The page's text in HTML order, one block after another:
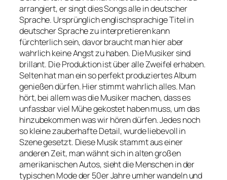
arrangiert, er singt dies Songs alle in deutscher
Sprache. Ursprünglich englischsprachige Titel in
deutscher Sprache zu interpretieren kann
fürchterlich sein, davor braucht man hier aber
wahrlich keine Angst zu haben. Die Musiker sind
brillant. Die Produktion ist über alle Zweifel erhaben.
Selten hat man ein so perfekt produziertes Album
genießen dürfen. Hier stimmt wahrlich alles. Man
hört, bei allem was die Musiker machen, dass es
unfassbar viel Mühe gekostet haben muss, um das
hinzubekommen was wir hören dürfen. Jedes noch
so kleine zauberhafte Detail, wurde liebevoll in
Szene gesetzt. Diese Musik stammt aus einer
anderen Zeit, man wähnt sich in alten großen
amerikanischen Autos, sieht die Menschen in der
typischen Mode der 50er Jahre umher wandeln und